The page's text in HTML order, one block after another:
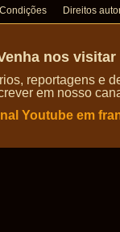
Direitos
nos
reportagens e
em nosso
Youtube em